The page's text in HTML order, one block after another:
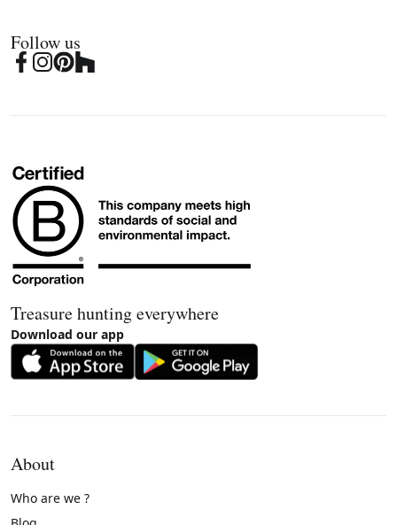
Follow us
Treasure hunting everywhere
Download our app
About
Who are we ?